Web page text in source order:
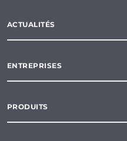
ACTUALITÉS
ENTREPRISES
PRODUITS